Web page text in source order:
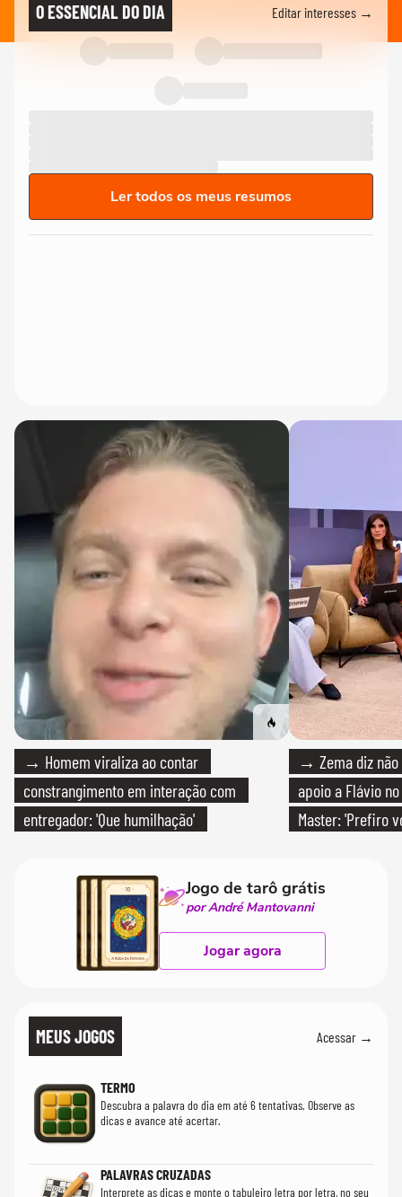
O ESSENCIAL DO DIA Editar interesses →
Ler todos os meus resumos
→ Homem viraliza ao contar
constrangimento em interação com
entregador: 'Que humilhação'
→ Zema diz
apoio a Flávio
Master: 'Prefiro
Jogo de tarô grátis
por André Mantovanni
Jogar agora
MEUS JOGOS Acessar →
TERMO
Descubra a palavra do dia em até 6 tentativas. Observe as
dicas e avance até acertar.
PALAVRAS CRUZADAS
Interprete as dicas e monte o tabuleiro letra por letra, no seu